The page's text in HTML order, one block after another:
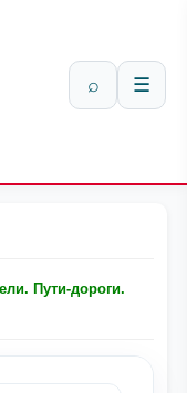
⌕ ☰
Пути-дороги.